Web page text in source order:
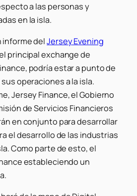
a las personas y
en la isla.
informe delJersey Evening
principal exchange de
podría estar a punto de
operaciones a la isla.
Jersey Finance, el Gobierno
de Servicios Financieros
en conjunto para desarrollar
el desarrollo de las industrias
Como parte de esto, el
estableciendo un